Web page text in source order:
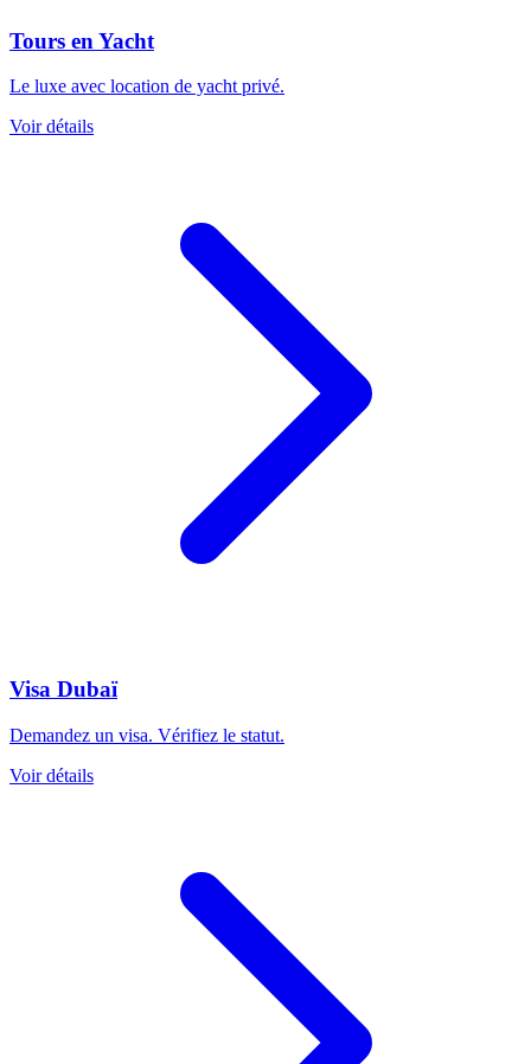
Tours en Yacht
Le luxe avec location de yacht privé.
Voir détails
Visa Dubaï
Demandez un visa. Vérifiez le statut.
Voir détails